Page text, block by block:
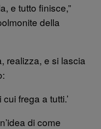
e tutto finisce,”
della
realizza, e si lascia
frega a tutti.’
di come